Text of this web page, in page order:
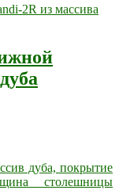
дуба, покрытие
столешницы